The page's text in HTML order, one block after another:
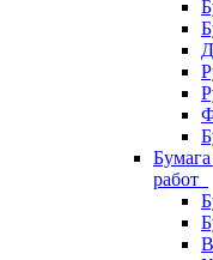
работ